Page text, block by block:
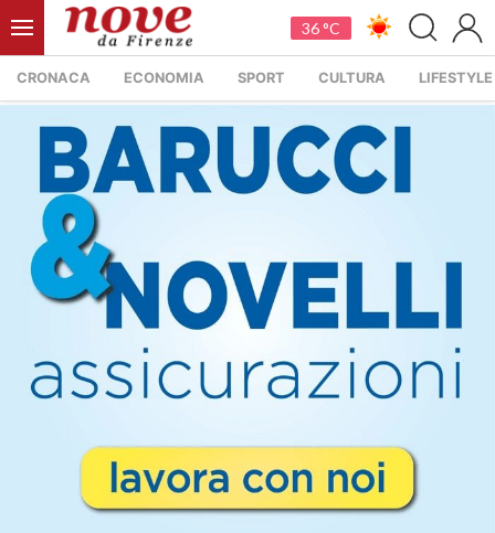
36 °C
CRONACA ECONOMIA SPORT CULTURA LIFESTYLE